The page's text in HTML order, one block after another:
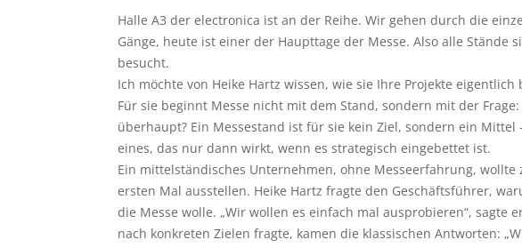
Halle A3 der electronica ist an der Reihe. Wir gehen durch die
Gänge, heute ist einer der Haupttage der Messe. Also alle Stände
besucht.
Ich möchte von Heike Hartz wissen, wie sie Ihre Projekte eigentlich
Für sie beginnt Messe nicht mit dem Stand, sondern mit der
überhaupt? Ein Messestand ist für sie kein Ziel, sondern ein Mittel
eines, das nur dann wirkt, wenn es strategisch eingebettet ist.
Ein mittelständisches Unternehmen, ohne Messeerfahrung, wollte
ersten Mal ausstellen. Heike Hartz fragte den Geschäftsführer,
die Messe wolle. „Wir wollen es einfach mal ausprobieren“, sagte
nach konkreten Zielen fragte, kamen die klassischen Antworten: